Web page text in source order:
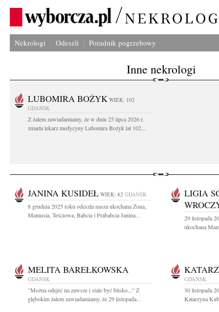
Nekrologi Odeszli Poradnik pogrzebowy
Inne nekrologi
LUBOMIRA BOŻYK WIEK: 102
GDAŃSK
Z żalem zawiadamiamy, że w dniu 25 lipca 2026 r.
zmarła lekarz medycyny Lubomira Bożyk lat 102...
JANINA KUSIDEŁ WIEK: 82 GDAŃSK
8 grudnia 2025 roku odeszła nasza ukochana Żona,
Mamusia, Teściowa, Babcia i Prababcia Janina...
LIGIA
29 listopada
ukochana
MELITA BAREŁKOWSKA
GDAŃSK
"Można odejść na zawsze i stale być blisko..." Z
głębokim żalem zawiadamiamy, że 29 listopada...
GDAŃSK
30 listopada
Katarzyna